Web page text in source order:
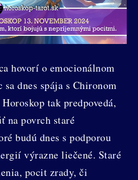
hovorí o emocionálnom
sa dnes spája s Chironom
tak predpovedá,
na povrch staré
budú dnes s podporou
výrazne liečené. Staré
pocit zrady, či